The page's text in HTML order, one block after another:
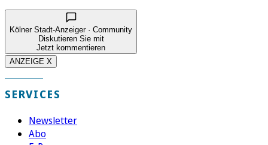
Kölner Stadt-Anzeiger · Community
Diskutieren Sie mit
Jetzt kommentieren
ANZEIGE X
SERVICES
Newsletter
Abo